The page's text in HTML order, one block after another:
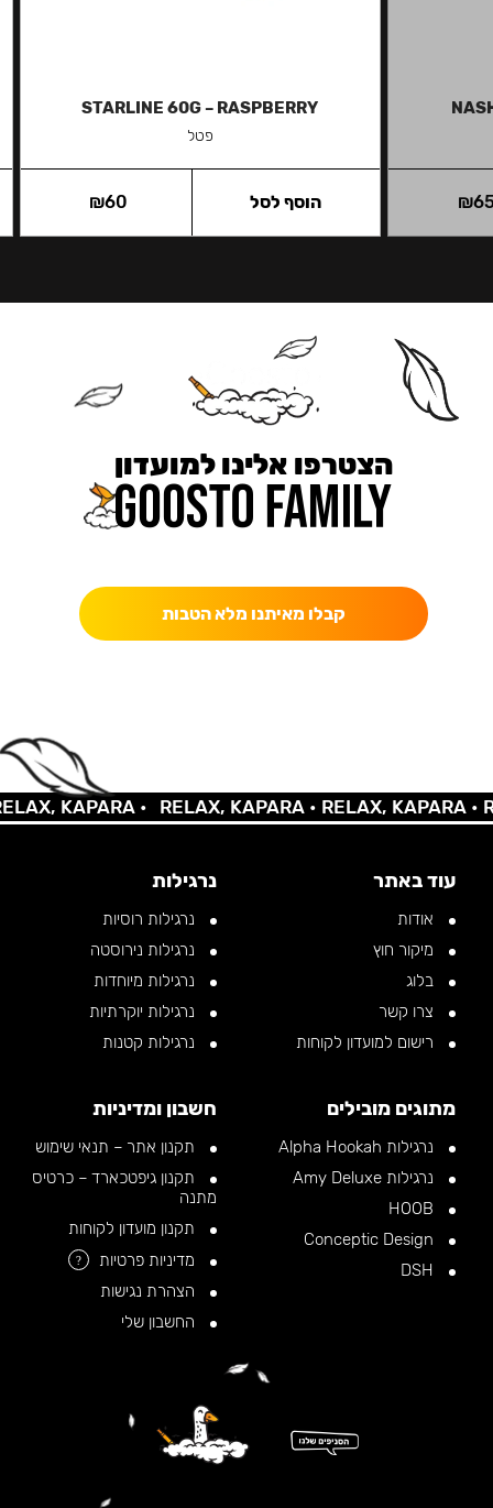
₪
STARLINE 60G – RASPBERRY
פטל
₪60 הוסף לסל
הצטרפו אלינו למועדון
קבלו מאיתנו מלא הטבות
KAPARA • RELAX, KAPARA •RELAX, KAPARA •
עוד באתר
אודות
מיקור חוץ
בלוג
צרו קשר
רישום למועדון לקוחות
נרגילות
נרגילות רוסיות
נרגילות נירוסטה
נרגילות מיוחדות
נרגילות יוקרתיות
נרגילות קטנות
מתוגים מובילים
נרגילות Alpha Hookah
נרגילות Amy Deluxe
חשבון ומדיניות
תקנון אתר – תנאי שימוש
תקנון גיפטכארד – כרטיס
מתנה
תקנון מועדון לקוחות
מדיניות פרטיות
?
הצהרת נגישות
החשבון שלי